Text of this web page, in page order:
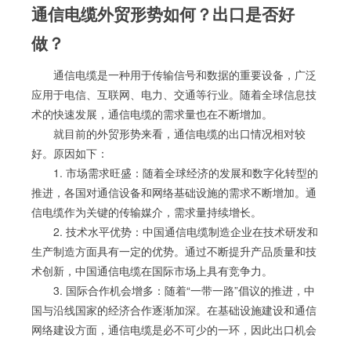
通信电缆外贸形势如何？出口是否好
做？
通信电缆是一种用于传输信号和数据的重要设备，广泛
应用于电信、互联网、电力、交通等行业。随着全球信息技
术的快速发展，通信电缆的需求量也在不断增加。
就目前的外贸形势来看，通信电缆的出口情况相对较
好。原因如下：
1. 市场需求旺盛：随着全球经济的发展和数字化转型的
推进，各国对通信设备和网络基础设施的需求不断增加。通
信电缆作为关键的传输媒介，需求量持续增长。
2. 技术水平优势：中国通信电缆制造企业在技术研发和
生产制造方面具有一定的优势。通过不断提升产品质量和技
术创新，中国通信电缆在国际市场上具有竞争力。
3. 国际合作机会增多：随着“一带一路”倡议的推进，中
国与沿线国家的经济合作逐渐加深。在基础设施建设和通信
网络建设方面，通信电缆是必不可少的一环，因此出口机会